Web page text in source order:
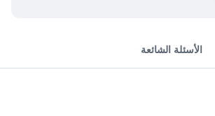
الأسئلة الشائعة